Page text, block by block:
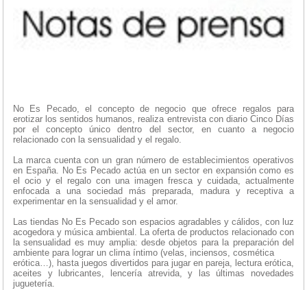
No Es Pecado, el concepto de negocio que ofrece regalos para
erotizar los sentidos humanos, realiza entrevista con diario Cinco Días
por el concepto único dentro del sector, en cuanto a negocio
relacionado con la sensualidad y el regalo.
La marca cuenta con un gran número de establecimientos operativos
en España. No Es Pecado actúa en un sector en expansión como es
el ocio y el regalo con una imagen fresca y cuidada, actualmente
enfocada a una sociedad más preparada, madura y receptiva a
experimentar en la sensualidad y el amor.
Las tiendas No Es Pecado son espacios agradables y cálidos, con luz
acogedora y música ambiental. La oferta de productos relacionado con
la sensualidad es muy amplia: desde objetos para la preparación del
ambiente para lograr un clima íntimo (velas, inciensos, cosmética
erótica…), hasta juegos divertidos para jugar en pareja, lectura erótica,
aceites y lubricantes, lencería atrevida, y las últimas novedades
juguetería.